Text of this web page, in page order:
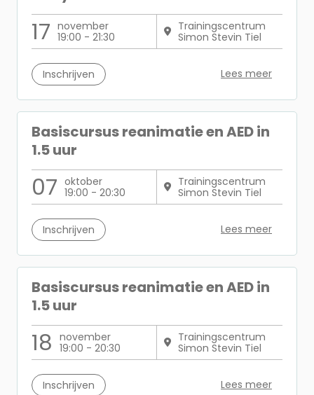
17 november
19:00 - 21:30
Trainingscentrum
Simon Stevin Tiel
Inschrijven Lees meer
Basiscursus reanimatie en AED in
1.5 uur
07 oktober
19:00 - 20:30
Trainingscentrum
Simon Stevin Tiel
Inschrijven Lees meer
Basiscursus reanimatie en AED in
1.5 uur
18 november
19:00 - 20:30
Trainingscentrum
Simon Stevin Tiel
Inschrijven Lees meer